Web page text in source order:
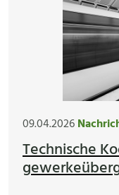
09.04.2026
Technische